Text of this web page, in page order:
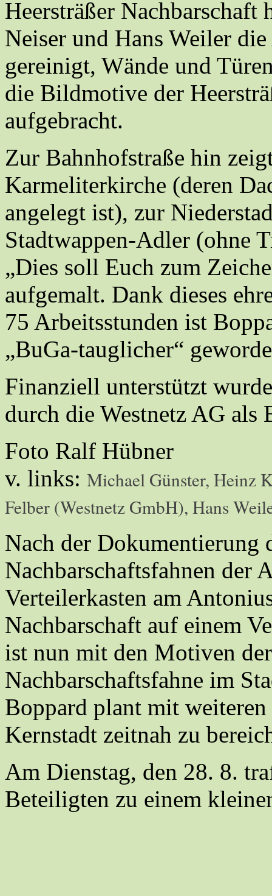
Heersträßer Nachbarschaft
Neiser und Hans Weiler die
gereinigt, Wände und
die Bildmotive der
aufgebracht.
Zur Bahnhofstraße hin
Karmeliterkirche (deren
angelegt ist), zur
Stadtwappen-Adler (ohne
„Dies soll Euch zum
aufgemalt. Dank dieses
75 Arbeitsstunden ist
„BuGa-tauglicher“
Finanziell unterstützt
durch die Westnetz AG als
Foto Ralf Hübner
v. links: Michael Günster, Heinz
Felber (Westnetz GmbH), Hans
Nach der Dokumentierung
Nachbarschaftsfahnen der
Verteilerkasten am
Nachbarschaft auf einem
ist nun mit den Motiven
Nachbarschaftsfahne im
Boppard plant mit
Kernstadt zeitnah zu
Am Dienstag, den 28. 8.
Beteiligten zu einem